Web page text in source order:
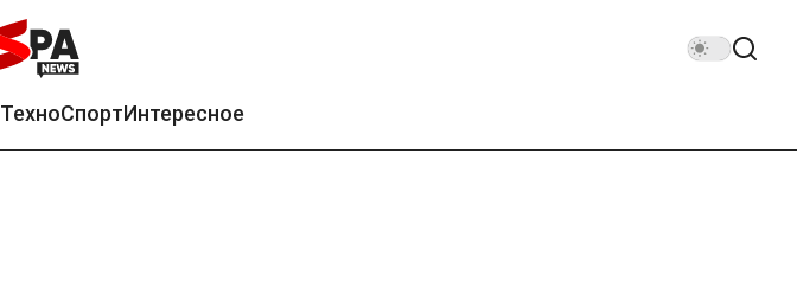
ТехноСпортИнтересное